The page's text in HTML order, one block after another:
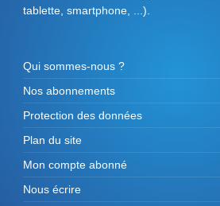
tablette, smartphone, ...).
Qui sommes-nous ?
Nos abonnements
Protection des données
Plan du site
Mon compte abonné
Nous écrire